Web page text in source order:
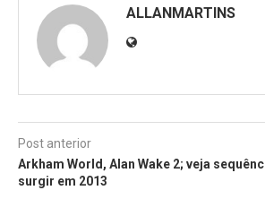
ALLANMARTINS
Post anterior
Arkham World, Alan Wake 2; veja
surgir em 2013